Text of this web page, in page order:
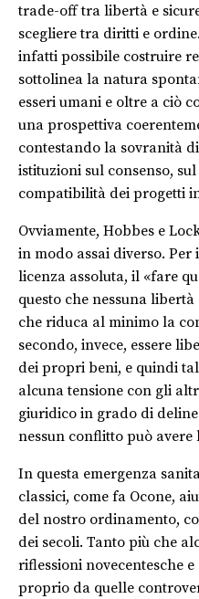
trade-off tra libertà e
scegliere tra diritti e
infatti possibile costruire
sottolinea la natura
esseri umani e oltre a ciò
una prospettiva
contestando la sovranità
istituzioni sul consenso,
compatibilità dei progetti
Ovviamente, Hobbes e
in modo assai diverso.
licenza assoluta, il «fare
questo che nessuna
che riduca al minimo la
secondo, invece, essere
dei propri beni, e quindi
alcuna tensione con gli
giuridico in grado di
nessun conflitto può avere
In questa emergenza
classici, come fa Ocone,
del nostro ordinamento,
dei secoli. Tanto più che
riflessioni novecentesche
proprio da quelle